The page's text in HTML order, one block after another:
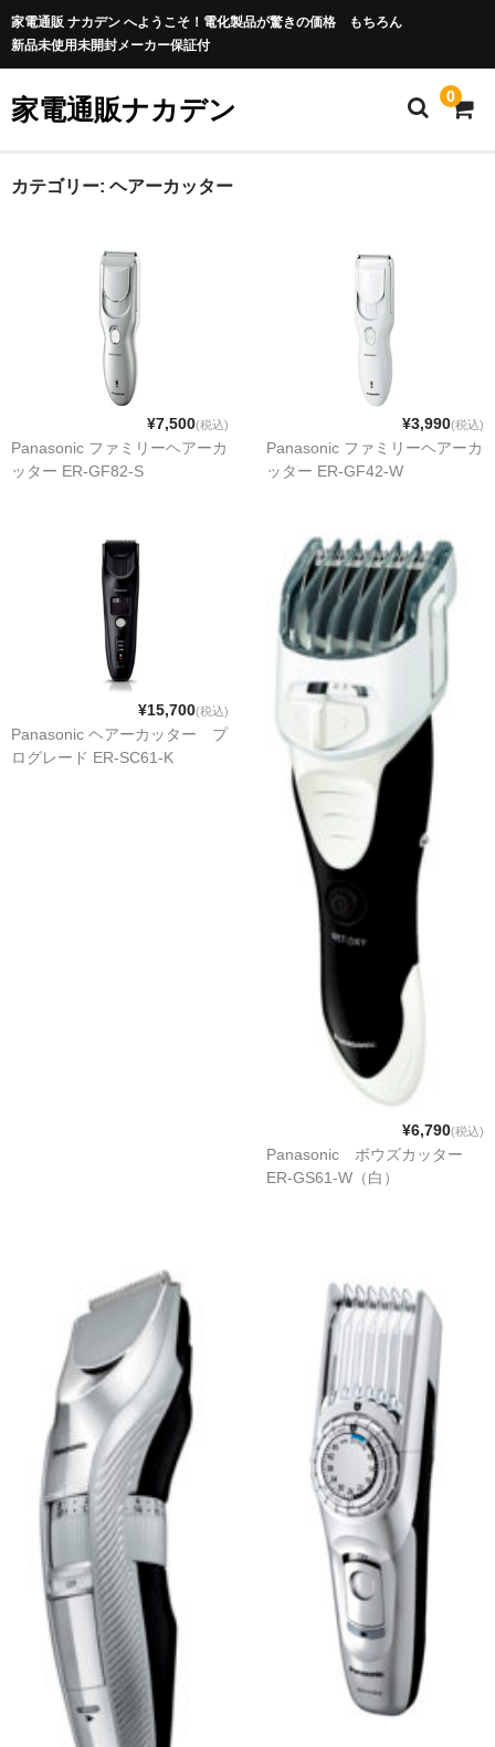
家電通販 ナカデン へようこそ！電化製品が驚きの価格 もちろん
新品未使用未開封メーカー保証付
家電通販ナカデン 0
カテゴリー: ヘアーカッター
¥7,500(税込)
Panasonic ファミリーヘアーカ
ッター ER-GF82-S
¥3,990(税込)
Panasonic ファミリーヘアーカ
ッター ER-GF42-W
¥15,700(税込)
Panasonic ヘアーカッター プ
ログレード ER-SC61-K
¥6,790(税込)
Panasonic ボウズカッター
ER-GS61-W（白）